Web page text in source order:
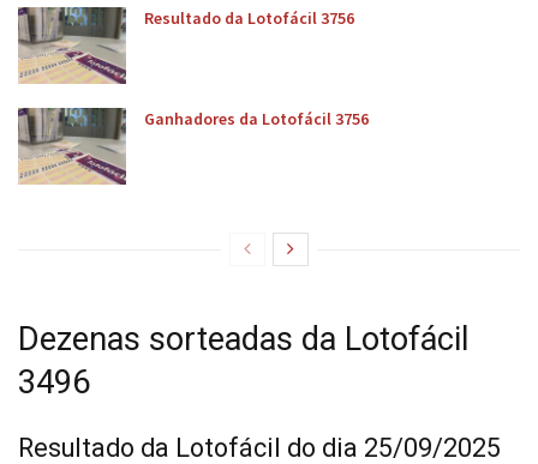
Resultado da Lotofácil 3756
Ganhadores da Lotofácil 3756
Dezenas sorteadas da Lotofácil
3496
Resultado da Lotofácil do dia 25/09/2025